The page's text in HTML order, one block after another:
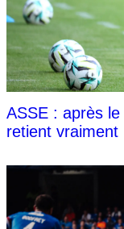
ASSE : après
retient vraiment